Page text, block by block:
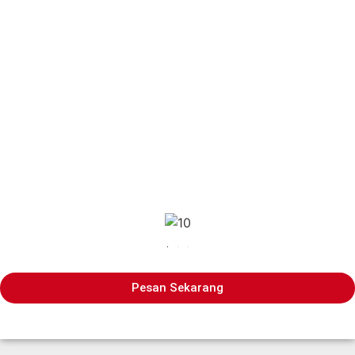
Pesan Sekarang